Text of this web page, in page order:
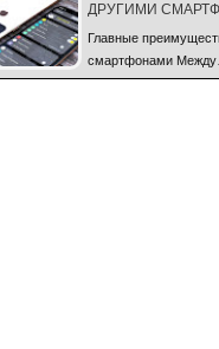
ДРУГИМИ
Главные
смартфонами